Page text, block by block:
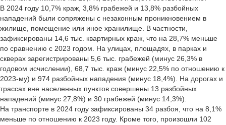
В 2024 году 10,7% краж, 3,8% грабежей и 13,8% разбойных
нападений были сопряжены с незаконным проникновением в
жилище, помещение или иное хранилище. В частности,
зафиксированы 14,6 тыс. квартирных краж, что на 28,7% меньше
по сравнению с 2023 годом. На улицах, площадях, в парках и
скверах зарегистрированы 5,6 тыс. грабежей (минус 26,3% в
годовом исчислении), 68,7 тыс. краж (минус 22,5% по отношению к
2023-му) и 974 разбойных нападения (минус 18,4%). На дорогах и
трассах вне населенных пунктов совершены 13 разбойных
нападений (минус 27,8%) и 30 грабежей (минус 14,3%).
На транспорте в 2024 году зафиксированы 34 разбоя, что на 8,1%
меньше по отношению к 2023 году. Кроме того, произошли 102